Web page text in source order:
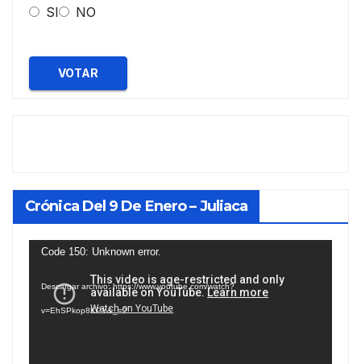
SI NO
VOTAR
Crónica Del 9 De Enero – Juliaca
Reproductor
vídeo
Code 150: Unknown error.
Descargar archivo: https://www.youtube.com/watch?
v=EhSPkop8KPY&_=2